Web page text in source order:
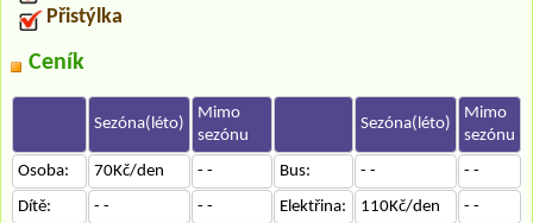
Přistýlka
Ceník
Sezóna(léto)
Mimo
sezónu
Sezóna(léto)
Mimo
sezónu
Osoba:
70Kč/den - - Bus: - -
- -
Dítě:
- - - - Elektřina: 110Kč/den
- -